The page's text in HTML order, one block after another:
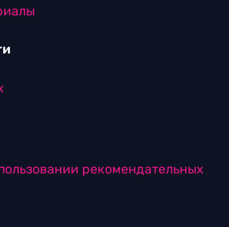
рекомендательных